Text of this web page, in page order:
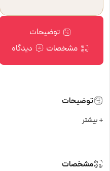
توضیحات
مشخصات
دیدگاه
توضیحات
+ بیشتر
مشخصات